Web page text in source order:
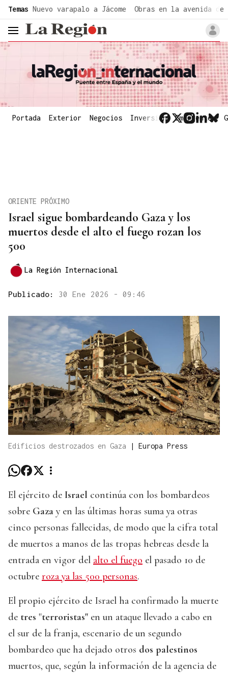
Temas Nuevo varapalo a Jácome Obras en la avenida de
header.menu.open
Portada Exterior Negocios Inversión Emergentes
Israel sigue bombardeando Gaza y los
muertos desde el alto el fuego rozan los
500
ORIENTE PRÓXIMO
La Región Internacional
Publicado: 30 Ene 2026 - 09:46
Edificios destrozados en Gaza | Europa Press
El ejército de Israel continúa con los bombardeos
sobre Gaza y en las últimas horas suma ya otras
cinco personas fallecidas, de modo que la cifra total
de muertos a manos de las tropas hebreas desde la
entrada en vigor del alto el fuego el pasado 10 de
octubre roza ya las 500 personas.
El propio ejército de Israel ha confirmado la muerte
de tres "terroristas" en un ataque llevado a cabo en
el sur de la franja, escenario de un segundo
bombardeo que ha dejado otros dos palestinos
muertos, que, según la información de la agencia de